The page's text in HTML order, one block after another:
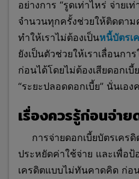
อย่างการ “รูดเท่าไหร่ จ่ายเ
จำนวนทุกครั้งช่วยให้ติดตาม
ทำให้เราไม่ต้องเป็นหนี้บัตรเ
ยังเป็นตัวช่วยให้เราเลื่อนกา
ก่อนได้โดยไม่ต้องเสียดอกเบี้
“ระยะปลอดดอกเบี้ย” นั่นเอง
เรื่องควรรู้ก่อนจ่า
การจ่ายดอกเบี้ยบัตรเคร
ประหยัดค่าใช้จ่าย และเพื่อป้
เครดิตแบบไม่ทันคาดคิด ก่อ